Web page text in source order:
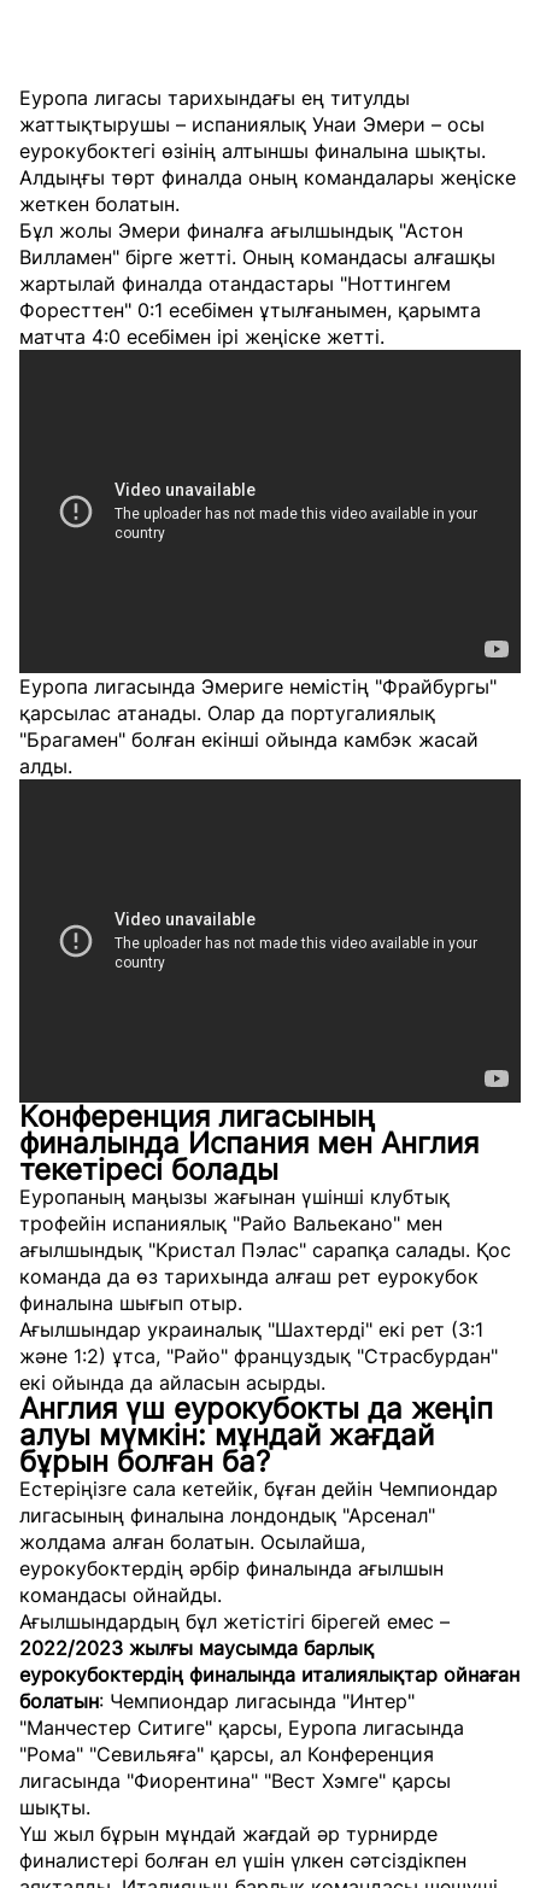
Еуропа лигасы тарихындағы ең титулды
жаттықтырушы – испаниялық Унаи Эмери – осы
еурокубоктегі өзінің алтыншы финалына шықты.
Алдыңғы төрт финалда оның командалары жеңіске
жеткен болатын.
Бұл жолы Эмери финалға ағылшындық "Астон
Вилламен" бірге жетті. Оның командасы алғашқы
жартылай финалда отандастары "Ноттингем
Форесттен" 0:1 есебімен ұтылғанымен, қарымта
матчта 4:0 есебімен ірі жеңіске жетті.
Еуропа лигасында Эмериге немістің "Фрайбургы"
қарсылас атанады. Олар да португалиялық
"Брагамен" болған екінші ойында камбэк жасай
алды.
Конференция лигасының
финалында Испания мен Англия
текетіресі болады
Еуропаның маңызы жағынан үшінші клубтық
трофейін испаниялық "Райо Вальекано" мен
ағылшындық "Кристал Пэлас" сарапқа салады. Қос
команда да өз тарихында алғаш рет еурокубок
финалына шығып отыр.
Ағылшындар украиналық "Шахтерді" екі рет (3:1
және 1:2) ұтса, "Райо" француздық "Страсбурдан"
екі ойында да айласын асырды.
Англия үш еурокубокты да жеңіп
алуы мүмкін: мұндай жағдай
бұрын болған ба?
Естеріңізге сала кетейік, бұған дейін Чемпиондар
лигасының финалына лондондық "Арсенал"
жолдама алған болатын. Осылайша,
еурокубоктердің әрбір финалында ағылшын
командасы ойнайды.
Ағылшындардың бұл жетістігі бірегей емес –
2022/2023 жылғы маусымда барлық
еурокубоктердің финалында италиялықтар ойнаған
болатын: Чемпиондар лигасында "Интер"
"Манчестер Ситиге" қарсы, Еуропа лигасында
"Рома" "Севильяға" қарсы, ал Конференция
лигасында "Фиорентина" "Вест Хэмге" қарсы
шықты.
Үш жыл бұрын мұндай жағдай әр турнирде
финалистері болған ел үшін үлкен сәтсіздікпен